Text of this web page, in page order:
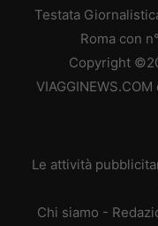
Testata
Roma con
Copyright
Le attività
Chi siamo -